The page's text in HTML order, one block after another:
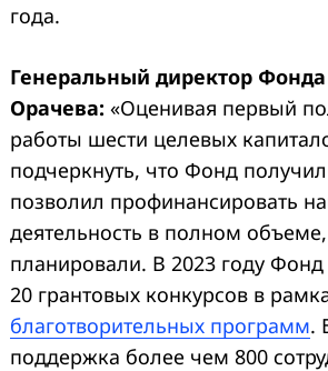
года.
Генеральный директор
Орачева: «Оценивая первый
работы шести целевых
подчеркнуть, что Фонд
позволил профинансировать
деятельность в полном
планировали. В 2023 году Фонд
20 грантовых конкурсов в
благотворительных программ.
поддержка более чем 800